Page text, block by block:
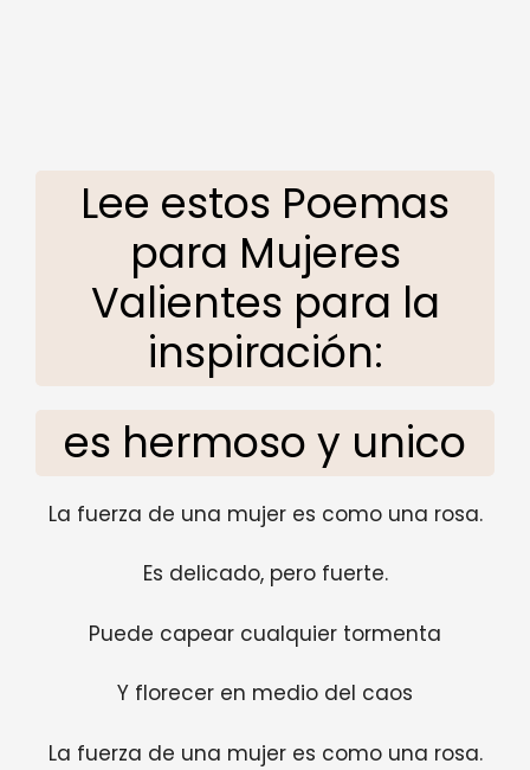
Lee estos Poemas
para Mujeres
Valientes para la
inspiración:
es hermoso y unico
La fuerza de una mujer es como una rosa.
Es delicado, pero fuerte.
Puede capear cualquier tormenta
Y florecer en medio del caos
La fuerza de una mujer es como una rosa.